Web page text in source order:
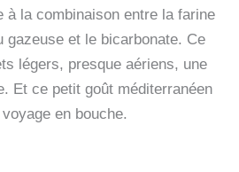
à la combinaison entre la farine
gazeuse et le bicarbonate. Ce
légers, presque aériens, une
Et ce petit goût méditerranéen
en bouche.